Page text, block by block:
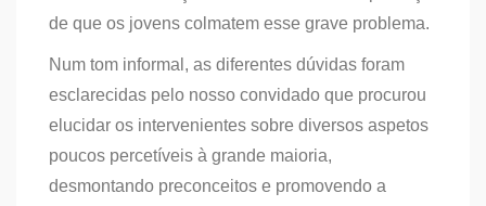
de que os jovens colmatem esse grave problema.
Num tom informal, as diferentes dúvidas foram
esclarecidas pelo nosso convidado que procurou
elucidar os intervenientes sobre diversos aspetos
poucos percetíveis à grande maioria,
desmontando preconceitos e promovendo a